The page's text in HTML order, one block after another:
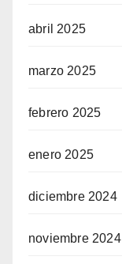
abril 2025
marzo 2025
febrero 2025
enero 2025
diciembre 2024
noviembre 2024